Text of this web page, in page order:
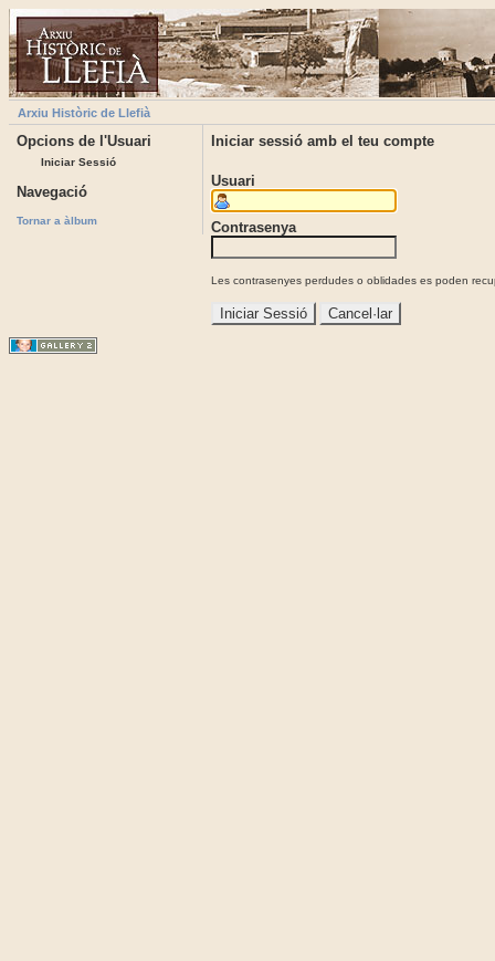
Arxiu Històric de Llefià
Opcions de l'Usuari
Iniciar Sessió
Navegació
Tornar a àlbum
Iniciar sessió amb el teu compte
Usuari
Contrasenya
Les contrasenyes perdudes o oblidades es poden